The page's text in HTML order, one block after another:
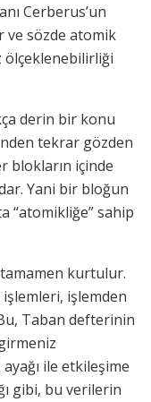
Cerberus’un
ve sözde atomik
ölçeklenebilirliği
derin bir konu
tekrar gözden
blokların içinde
Yani bir bloğun
“atomikliğe” sahip
kurtulur.
işlemden
Taban defterinin
ile etkileşime
gibi, bu verilerin